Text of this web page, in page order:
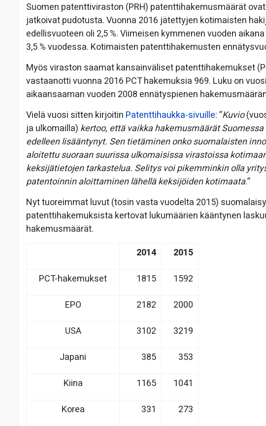
Suomen patenttiviraston (PRH) patenttihakemusmäärät
jatkoivat pudotusta. Vuonna 2016 jätettyjen kotimaisten
edellisvuoteen oli 2,5 %. Viimeisen kymmenen vuoden
3,5 % vuodessa. Kotimaisten patenttihakemusten
Myös viraston saamat kansainväliset patenttihakemukset
vastaanotti vuonna 2016 PCT hakemuksia 969. Luku on
aikaansaaman vuoden 2008 ennätyspienen
Vielä vuosi sitten kirjoitin Patenttihaukka-sivuille: ”Kuvio
ja ulkomailla) kertoo, että vaikka hakemusmäärät
edelleen lisääntynyt. Sen tietäminen onko suomalaisten
aloitettu suoraan suurissa ulkomaisissa virastoissa
keksijätietojen tarkastelua. Selitys voi pikemminkin olla
patentoinnin aloittaminen lähellä keksijöiden kotimaata.”
Nyt tuoreimmat luvut (tosin vasta vuodelta 2015)
patenttihakemuksista kertovat lukumäärien kääntynen
hakemusmäärät.
2014
2015
PCT-hakemukset
1815
1592
EPO
2182
2000
USA
3102
3219
Japani
385
353
Kiina
1165
1041
Korea
331
273